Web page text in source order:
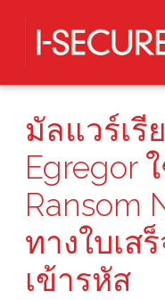
มัลแวร์เรี
Egregor
Ransom
ทางใบเส
เข้ารหัส